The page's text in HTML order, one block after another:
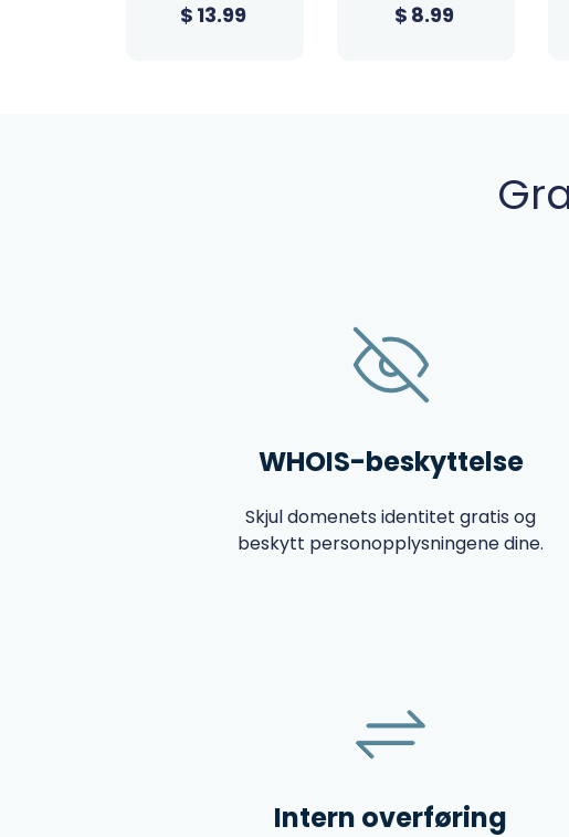
$ 8.99 $ 0.99
WHOIS-beskyttelse
Skjul domenets identitet gratis og
beskytt personopplysningene dine.
Intern overføring